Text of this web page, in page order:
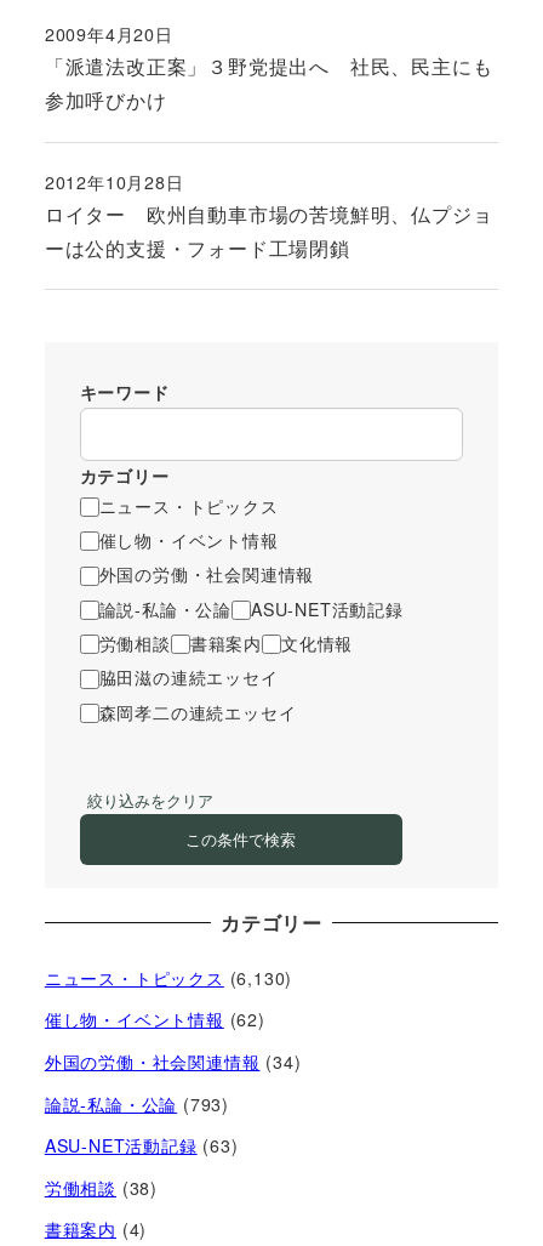
「派遣法改正案」３野党提出へ 社民、民主にも
参加呼びかけ
投稿日
2009年4月20日
ロイター 欧州自動車市場の苦境鮮明、仏プジョ
ーは公的支援・フォード工場閉鎖
投稿日
2012年10月28日
キーワード
カテゴリー
ニュース・トピックス
催し物・イベント情報
外国の労働・社会関連情報
論説-私論・公論
ASU-NET活動記録
労働相談
書籍案内
文化情報
脇田滋の連続エッセイ
森岡孝二の連続エッセイ
絞り込みをクリア
この条件で検索
カテゴリー
ニュース・トピックス (6,130)
催し物・イベント情報 (62)
外国の労働・社会関連情報 (34)
論説-私論・公論 (793)
ASU-NET活動記録 (63)
労働相談 (38)
書籍案内 (4)